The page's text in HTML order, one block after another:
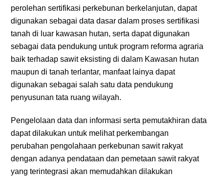
perolehan sertifikasi perkebunan berkelanjutan, dapat
digunakan sebagai data dasar dalam proses sertifikasi
tanah di luar kawasan hutan, serta dapat digunakan
sebagai data pendukung untuk program reforma agraria
baik terhadap sawit eksisting di dalam Kawasan hutan
maupun di tanah terlantar, manfaat lainya dapat
digunakan sebagai salah satu data pendukung
penyusunan tata ruang wilayah.
Pengelolaan data dan informasi serta pemutakhiran data
dapat dilakukan untuk melihat perkembangan
perubahan pengolahaan perkebunan sawit rakyat
dengan adanya pendataan dan pemetaan sawit rakyat
yang terintegrasi akan memudahkan dilakukan